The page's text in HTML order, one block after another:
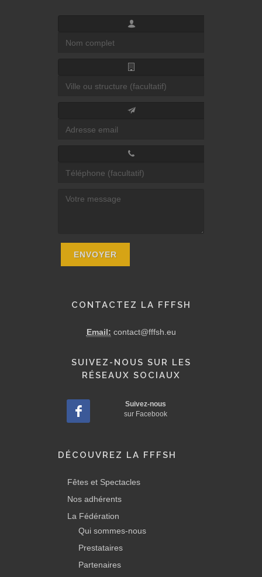
CONTACTEZ LA FFFSH
Email: contact@fffsh.eu
SUIVEZ-NOUS SUR LES
RÉSEAUX SOCIAUX
Suivez-nous
sur Facebook
DÉCOUVREZ LA FFFSH
Fêtes et Spectacles
Nos adhérents
La Fédération
Qui sommes-nous
Prestataires
Partenaires